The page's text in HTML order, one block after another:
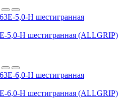
5,0-H шестигранная (ALLGRIP)
6,0-H шестигранная (ALLGRIP)